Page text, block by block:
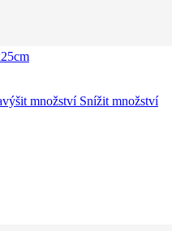
množství Snížit množství